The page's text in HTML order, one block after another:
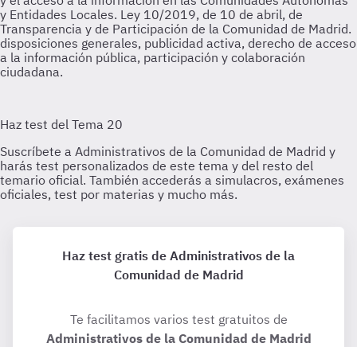
Haz test gratis de Administrativos de la
Comunidad de Madrid
Te facilitamos varios test gratuitos de
Administrativos de la Comunidad de Madrid